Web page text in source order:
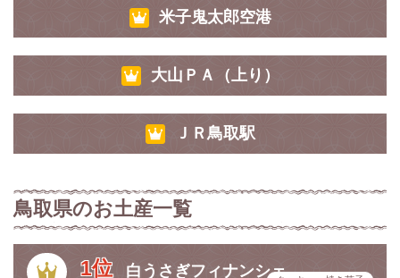
米子鬼太郎空港
大山ＰＡ（上り）
ＪＲ鳥取駅
鳥取県のお土産一覧
1位 白うさぎフィナンシェ